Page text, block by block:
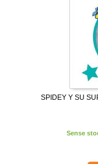
SPIDEY Y SU
Sense